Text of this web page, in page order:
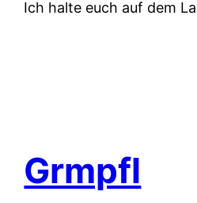
Ich halte euch auf dem
Grmpfl